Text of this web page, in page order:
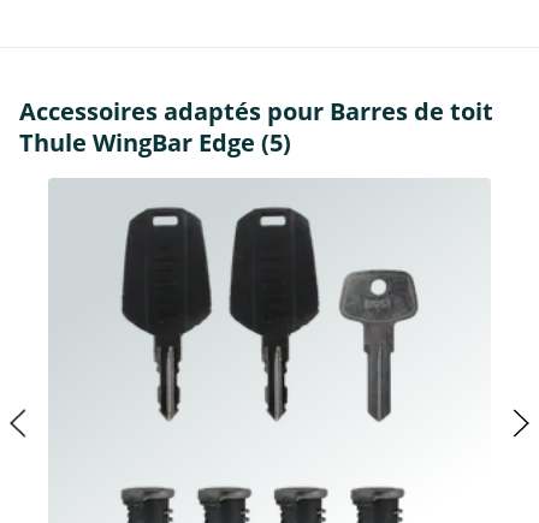
Accessoires adaptés pour Barres de toit
Thule WingBar Edge (5)